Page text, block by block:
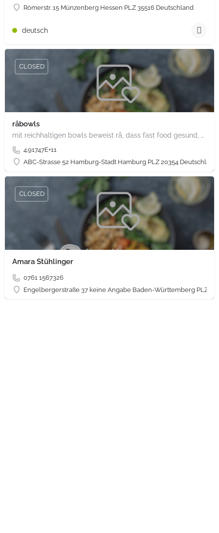
Römerstr. 15 Münzenberg Hessen PLZ 35516 Deutschland
deutsch
råbowls
mit reichhaltigen bowls beweist rå, dass fast food gesund, nachhaltig und hundertprozentig vegan sein kann.…
4.91747E+11
ABC-Strasse 52 Hamburg-Stadt Hamburg PLZ 20354 Deutschland
CLOSED
Amara Stühlinger
0761 1567326
Engelbergerstraße 37 keine Angabe Baden-Württemberg PLZ
CLOSED